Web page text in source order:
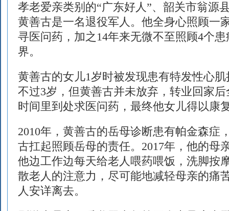
孝老爱亲类别的“广东好人”、韶关市翁源
黄善古是一名退役军人。他全身心照顾一
寻医问药，加之14年来无微不至照顾4个
界。
黄善古的女儿1岁时被发现患有特发性心
不过3岁，但黄善古并未放弃，转业回家
时间里到处求医问药，最终他女儿得以康
2010年，黄善古的岳母诊断患有帕金森症
古扛起照顾岳母的责任。2017年，他的母
他边工作边每天给老人喂药喂饭，洗脚按
散老人的注意力，尽可能地减轻母亲的痛
人安详离去。